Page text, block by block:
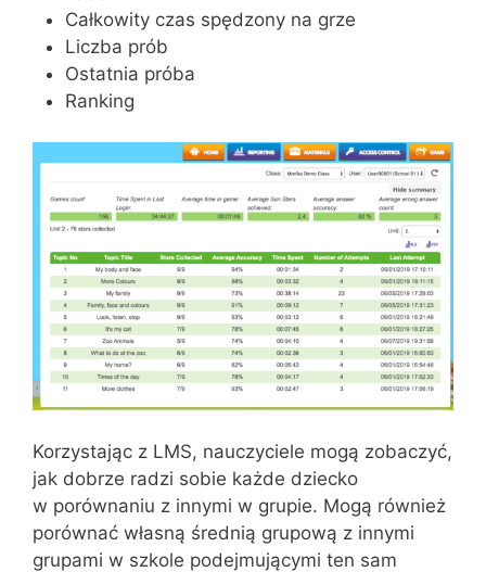
Całkowity czas spędzony na grze
Liczba prób
Ostatnia próba
Ranking
Korzystając z LMS, nauczyciele mogą zobaczyć,
jak dobrze radzi sobie każde dziecko
w porównaniu z innymi w grupie. Mogą również
porównać własną średnią grupową z innymi
grupami w szkole podejmującymi ten sam